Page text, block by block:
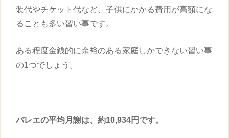
装代やチケット代など、 子供にかかる費用が高額にな
ることも多い習い事です。
ある程度金銭的に余裕のある家庭しかできない習い事
の1つでしょう。
バレエの平均月謝は、約10,934円です。